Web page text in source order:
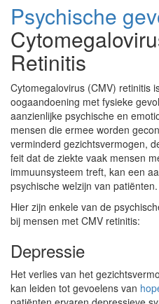
Psychische
Retinitis
Cytomegalovirus (CMV) retinitis
oogaandoening met fysieke
aanzienlijke psychische en
mensen die ermee worden
verminderd gezichtsvermogen,
feit dat de ziekte vaak mensen
immuunsysteem treft, kan een
psychische welzijn van patiënten.
Hier zijn enkele van de
bij mensen met CMV retinitis:
Depressie
Het verlies van het
kan leiden tot gevoelens van